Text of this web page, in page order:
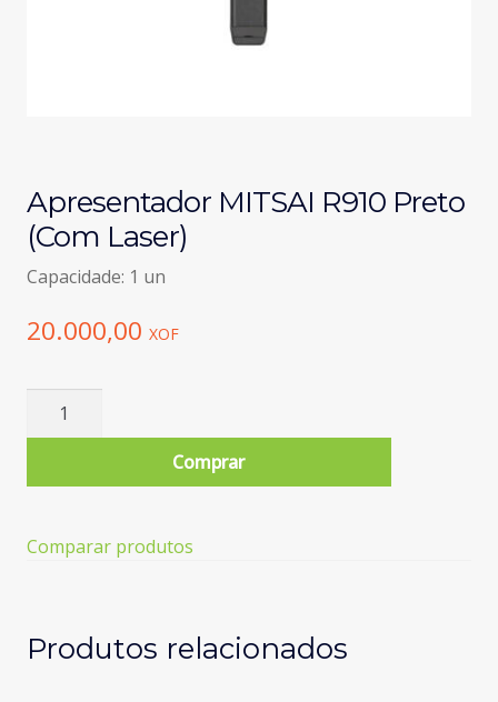
Apresentador MITSAI R910 Preto
(Com Laser)
Capacidade: 1 un
20.000,00 XOF
Quantidade
MITSAI
Preto
(Com
Comprar
Comparar produtos
Produtos relacionados